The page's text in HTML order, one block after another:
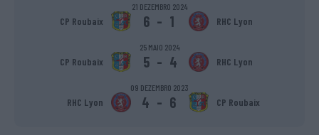
21 DEZEMBRO 2024
CP Roubaix 6 - 1 RHC Lyon
25 MAIO 2024
CP Roubaix 5 - 4 RHC Lyon
09 DEZEMBRO 2023
RHC Lyon 4 - 6 CP Roubaix